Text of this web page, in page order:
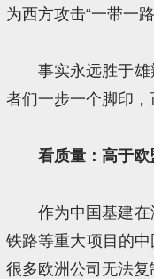
为西方攻击“一带一
事实永远胜于
者们一步一个脚印，
看质量：高于欧
作为中国基建
铁路等重大项目的
很多欧洲公司无法复